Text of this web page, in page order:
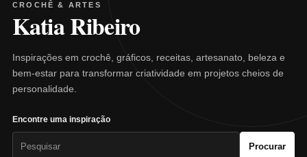
CROCHÊ & ARTES
Katia Ribeiro
Inspirações em crochê, gráficos, receitas, artesanato, beleza e
bem-estar para transformar criatividade em projetos cheios de
personalidade.
Encontre uma inspiração
Procurar